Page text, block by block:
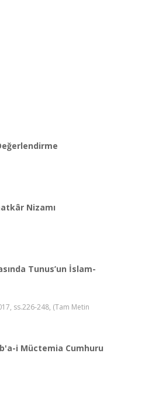
Nizamı
Tunus’un İslam-
ss.226-248, (Tam Metin
i Müctemia Cumhuru